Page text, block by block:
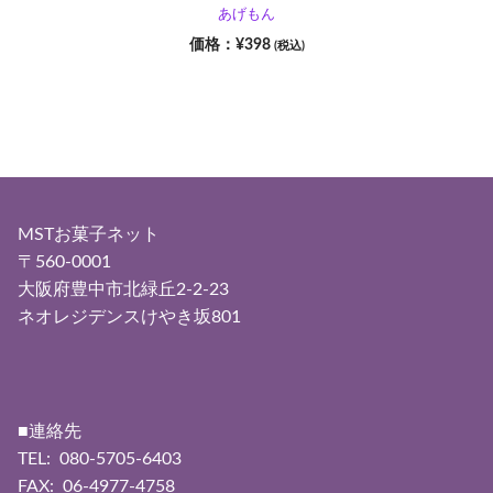
あげもん
¥398 (税込)
MSTお菓子ネット
〒560-0001
大阪府豊中市北緑丘2-2-23
ネオレジデンスけやき坂801
■連絡先
TEL: 080-5705-6403
FAX: 06-4977-4758